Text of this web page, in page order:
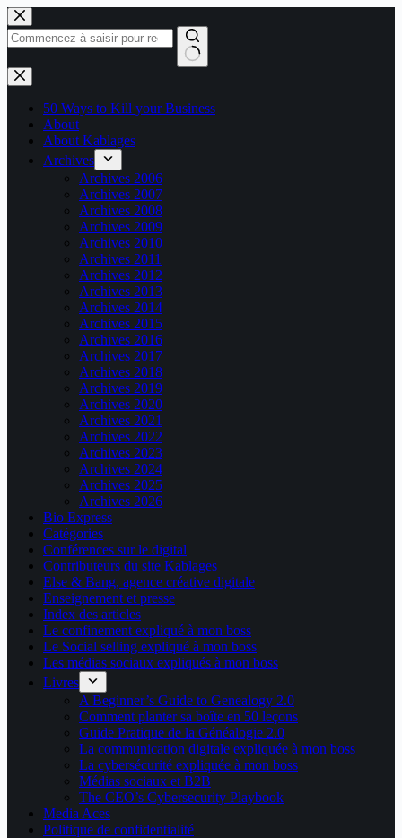
Passer
au
contenu
Aucun
résultat
50 Ways to Kill your Business
About
About Kablages
Archives
Archives 2006
Archives 2007
Archives 2008
Archives 2009
Archives 2010
Archives 2011
Archives 2012
Archives 2013
Archives 2014
Archives 2015
Archives 2016
Archives 2017
Archives 2018
Archives 2019
Archives 2020
Archives 2021
Archives 2022
Archives 2023
Archives 2024
Archives 2025
Archives 2026
Bio Express
Catégories
Conférences sur le digital
Contributeurs du site Kablages
Else & Bang, agence créative digitale
Enseignement et presse
Index des articles
Le confinement expliqué à mon boss
Le Social selling expliqué à mon boss
Les médias sociaux expliqués à mon boss
Livres
A Beginner’s Guide to Genealogy 2.0
Comment planter sa boîte en 50 leçons
Guide Pratique de la Généalogie 2.0
La communication digitale expliquée à mon boss
La cybersécurité expliquée à mon boss
Médias sociaux et B2B
The CEO’s Cybersecurity Playbook
Media Aces
Politique de confidentialité